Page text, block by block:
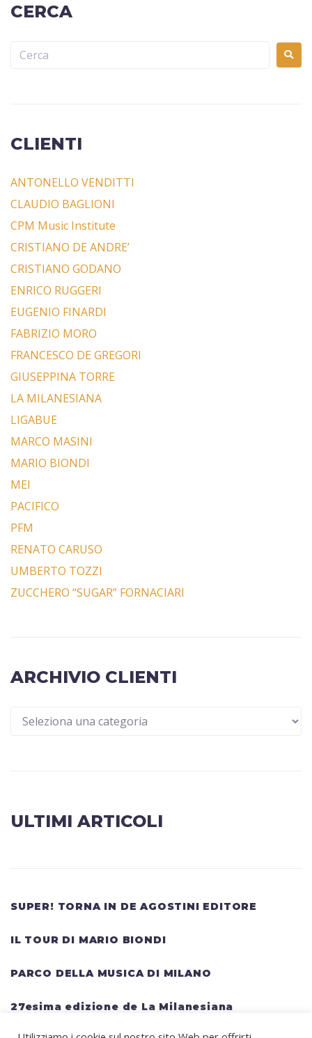
CERCA
CLIENTI
ANTONELLO VENDITTI
CLAUDIO BAGLIONI
CPM Music Institute
CRISTIANO DE ANDRE’
CRISTIANO GODANO
ENRICO RUGGERI
EUGENIO FINARDI
FABRIZIO MORO
FRANCESCO DE GREGORI
GIUSEPPINA TORRE
LA MILANESIANA
LIGABUE
MARCO MASINI
MARIO BIONDI
MEI
PACIFICO
PFM
RENATO CARUSO
UMBERTO TOZZI
ZUCCHERO “SUGAR” FORNACIARI
ARCHIVIO CLIENTI
ULTIMI ARTICOLI
SUPER! TORNA IN DE AGOSTINI EDITORE
IL TOUR DI MARIO BIONDI
PARCO DELLA MUSICA DI MILANO
27esima edizione de La Milanesiana